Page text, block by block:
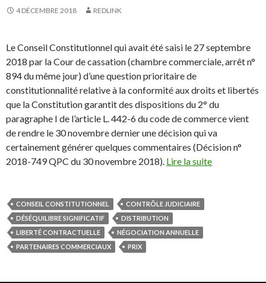
4 DÉCEMBRE 2018 REDLINK
Le Conseil Constitutionnel qui avait été saisi le 27 septembre
2018 par la Cour de cassation (chambre commerciale, arrêt n°
894 du même jour) d’une question prioritaire de
constitutionnalité relative à la conformité aux droits et libertés
que la Constitution garantit des dispositions du 2° du
paragraphe I de l’article L. 442-6 du code de commerce vient
de rendre le 30 novembre dernier une décision qui va
certainement générer quelques commentaires (Décision n°
2018-749 QPC du 30 novembre 2018). Lire la suite
CONSEIL CONSTITUTIONNEL
CONTRÔLE JUDICIAIRE
DÉSÉQUILIBRE SIGNIFICATIF
DISTRIBUTION
LIBERTÉ CONTRACTUELLE
NÉGOCIATION ANNUELLE
PARTENAIRES COMMERCIAUX
PRIX